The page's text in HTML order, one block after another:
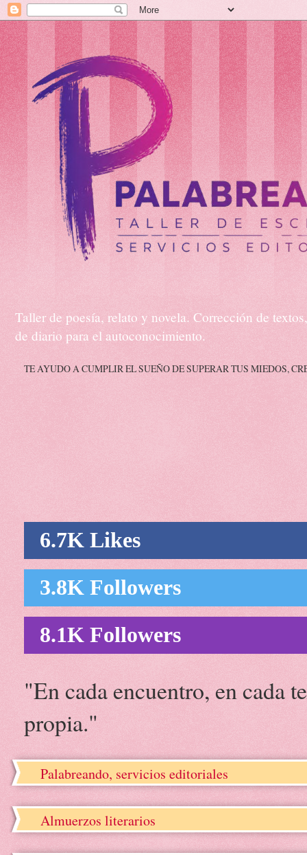
Taller de poesía, relato y novela. Corrección de
de diario para el autoconocimiento.
TE AYUDO A CUMPLIR EL SUEÑO DE SUPERAR TUS MIEDOS,
6.7K Likes
3.8K Followers
8.1K Followers
"En cada encuentro, en cada
propia."
Palabreando, servicios editoriales
Almuerzos literarios